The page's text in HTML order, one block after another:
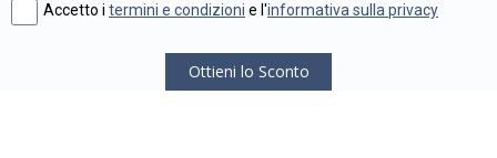
Accetto i termini e condizioni e l'informativa sulla privacy
Ottieni lo Sconto